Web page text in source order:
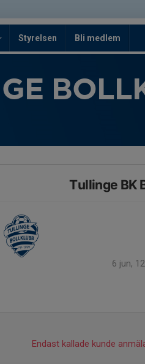
Styrelsen Bli medlem
Tullinge BK
6 jun,
Endast kallade kunde